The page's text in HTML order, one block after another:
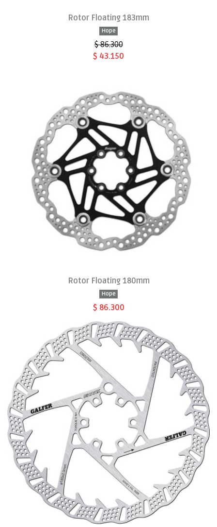
Rotor Floating 183mm
Hope
$ 86.300
$ 43.150
Rotor Floating 180mm
Hope
$ 86.300